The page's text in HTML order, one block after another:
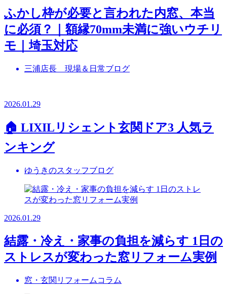
ふかし枠が必要と言われた内窓、本当
に必須？｜額縁70mm未満に強いウチリ
モ｜埼玉対応
三浦店長 現場＆日常ブログ
2026.01.29
🏠 LIXILリシェント玄関ドア3 人気ラ
ンキング
ゆうきのスタッフブログ
2026.01.29
結露・冷え・家事の負担を減らす 1日の
ストレスが変わった窓リフォーム実例
窓・玄関リフォームコラム